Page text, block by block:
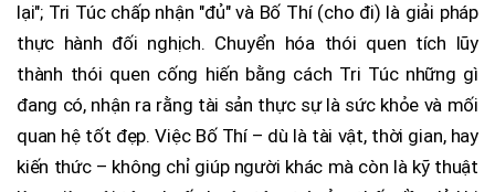
lại"; Tri Túc chấp nhận "đủ" và Bố Thí (cho đi) là giải pháp
thực hành đối nghịch. Chuyển hóa thói quen tích lũy
thành thói quen cống hiến bằng cách Tri Túc những gì
đang có, nhận ra rằng tài sản thực sự là sức khỏe và mối
quan hệ tốt đẹp. Việc Bố Thí – dù là tài vật, thời gian, hay
kiến thức – không chỉ giúp người khác mà còn là kỹ thuật